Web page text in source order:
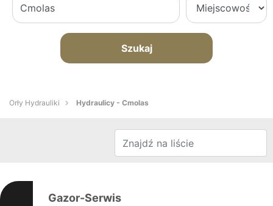
Szukaj
Orły Hydrauliki Hydraulicy - Cmolas
Gazor-Serwis